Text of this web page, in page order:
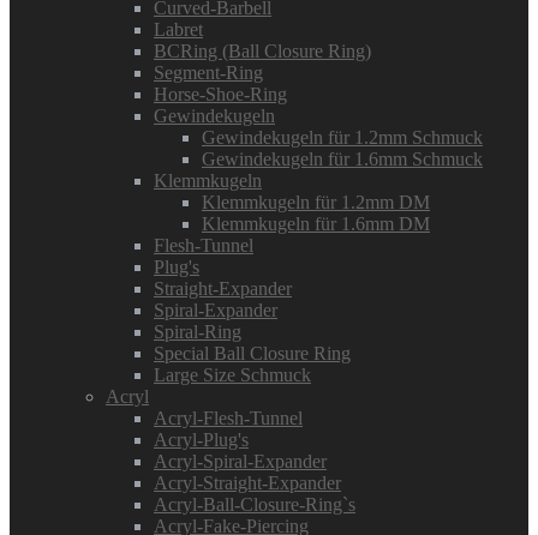
Curved-Barbell
Labret
BCRing (Ball Closure Ring)
Segment-Ring
Horse-Shoe-Ring
Gewindekugeln
Gewindekugeln für 1.2mm Schmuck
Gewindekugeln für 1.6mm Schmuck
Klemmkugeln
Klemmkugeln für 1.2mm DM
Klemmkugeln für 1.6mm DM
Flesh-Tunnel
Plug's
Straight-Expander
Spiral-Expander
Spiral-Ring
Special Ball Closure Ring
Large Size Schmuck
Acryl
Acryl-Flesh-Tunnel
Acryl-Plug's
Acryl-Spiral-Expander
Acryl-Straight-Expander
Acryl-Ball-Closure-Ring`s
Acryl-Fake-Piercing